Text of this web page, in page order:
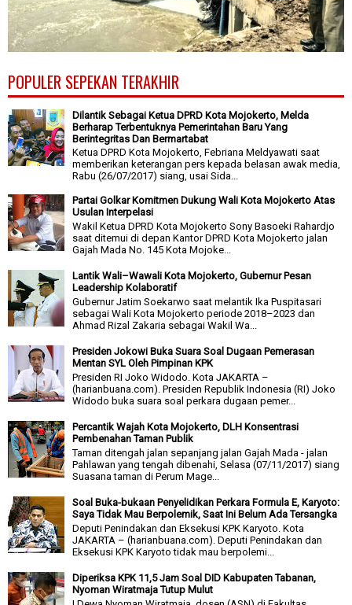
POPULER SEPEKAN TERAKHIR
Dilantik Sebagai Ketua DPRD Kota Mojokerto, Melda
Berharap Terbentuknya Pemerintahan Baru Yang
Berintegritas Dan Bermartabat
Ketua DPRD Kota Mojokerto, Febriana Meldyawati saat
memberikan keterangan pers kepada belasan awak media,
Rabu (26/07/2017) siang, usai Sida...
Partai Golkar Komitmen Dukung Wali Kota Mojokerto Atas
Usulan Interpelasi
Wakil Ketua DPRD Kota Mojokerto Sony Basoeki Rahardjo
saat ditemui di depan Kantor DPRD Kota Mojokerto jalan
Gajah Mada No. 145 Kota Mojoke...
Lantik Wali–Wawali Kota Mojokerto, Gubernur Pesan
Leadership Kolaboratif
Gubernur Jatim Soekarwo saat melantik Ika Puspitasari
sebagai Wali Kota Mojokerto periode 2018–2023 dan
Ahmad Rizal Zakaria sebagai Wakil Wa...
Presiden Jokowi Buka Suara Soal Dugaan Pemerasan
Mentan SYL Oleh Pimpinan KPK
Presiden RI Joko Widodo. Kota JAKARTA –
(harianbuana.com). Presiden Republik Indonesia (RI) Joko
Widodo buka suara soal perkara dugaan pemer...
Percantik Wajah Kota Mojokerto, DLH Konsentrasi
Pembenahan Taman Publik
Taman ditengah jalan sepanjang jalan Gajah Mada - jalan
Pahlawan yang tengah dibenahi, Selasa (07/11/2017) siang
Suasana taman di Perum Mage...
Soal Buka-bukaan Penyelidikan Perkara Formula E, Karyoto:
Saya Tidak Mau Berpolemik, Saat Ini Belum Ada Tersangka
Deputi Penindakan dan Eksekusi KPK Karyoto. Kota
JAKARTA – (harianbuana.com). Deputi Penindakan dan
Eksekusi KPK Karyoto tidak mau berpolemi...
Diperiksa KPK 11,5 Jam Soal DID Kabupaten Tabanan,
Nyoman Wiratmaja Tutup Mulut